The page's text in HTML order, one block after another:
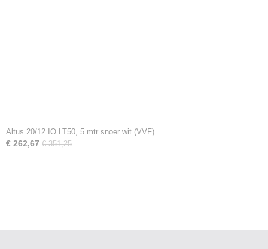
Altus 20/12 IO LT50, 5 mtr snoer wit (VVF)
€ 262,67 € 351,25